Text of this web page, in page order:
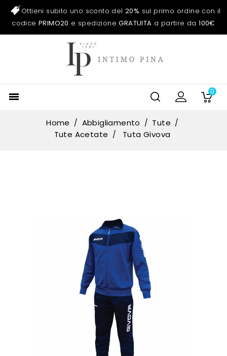
Ottieni subito uno sconto del20% sul primo ordine con il
codice PRIMO20 e spedizioneGRATUITA a partire da100€
 0
Home Abbigliamento
Tute
Tute Acetate
Tuta Givova